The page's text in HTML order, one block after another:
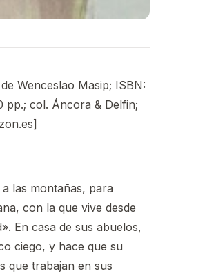
Wenceslao Masip; ISBN:
pp.; col. Áncora & Delfin;
]
las montañas, para
con la que vive desde
En casa de sus abuelos,
ciego, y hace que su
que trabajan en sus